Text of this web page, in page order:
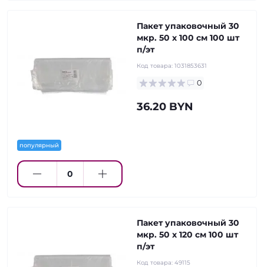
популярный
Пакет упаковочный 30
мкр. 50 х 100 см 100 шт
п/эт
Код товара: 1031853631
0
36.20 BYN
Пакет упаковочный 30
мкр. 50 х 120 см 100 шт
п/эт
Код товара: 49115